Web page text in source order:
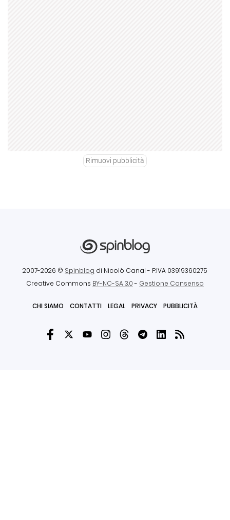
Rimuovi pubblicità
2007-2026 © Spinblog di Nicolò Canal - P.IVA 03919360275
Creative Commons BY-NC-SA 3.0- Gestione Consenso
CHI SIAMO CONTATTI LEGAL PRIVACY PUBBLICITÀ